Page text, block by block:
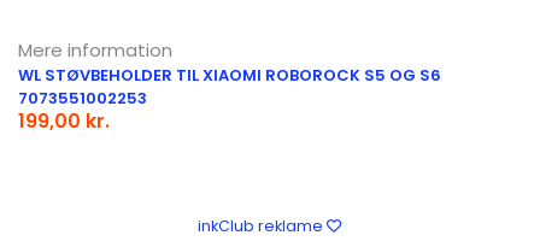
Mere information
WL STØVBEHOLDER TIL XIAOMI ROBOROCK S5 OG S6
7073551002253
199,00 kr.
inkClub reklame